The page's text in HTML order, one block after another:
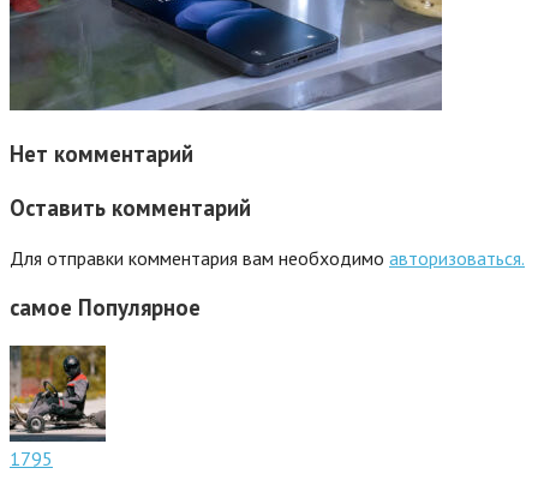
Нет комментарий
Оставить комментарий
Для отправки комментария вам необходимо авторизоваться.
самое Популярное
1795